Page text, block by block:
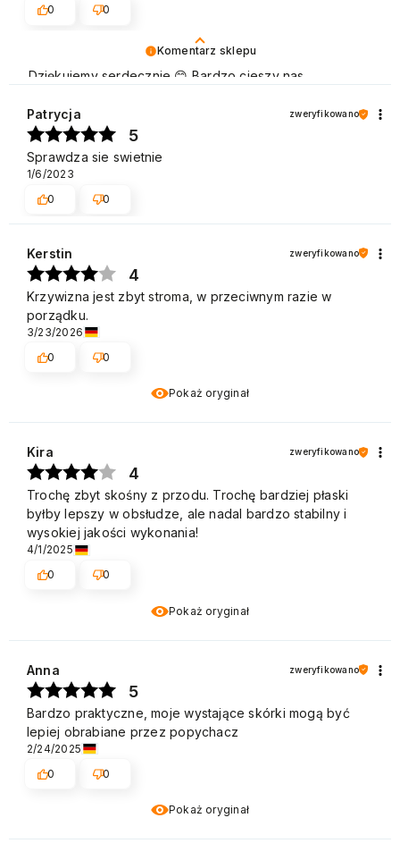
Komentarz sklepu
Dziękujemy serdecznie 😊 Bardzo cieszy nas
Pozdrawiamy
0 0
Patrycja zweryfikowano
5
Sprawdza sie swietnie
1/6/2023
0
0
Pokaż oryginał
Kerstin zweryfikowano
4
Krzywizna jest zbyt stroma, w przeciwnym razie w
porządku.
3/23/2026
0
0
Pokaż oryginał
Kira zweryfikowano
4
Trochę zbyt skośny z przodu. Trochę bardziej płaski
byłby lepszy w obsłudze, ale nadal bardzo stabilny i
wysokiej jakości wykonania!
4/1/2025
0
0
Pokaż oryginał
Anna zweryfikowano
5
Bardzo praktyczne, moje wystające skórki mogą być
lepiej obrabiane przez popychacz
2/24/2025
0
0